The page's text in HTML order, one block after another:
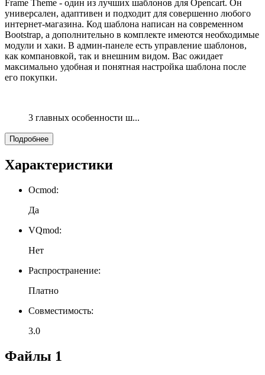
Frame Theme - один из лучших шаблонов для Opencart. Он
универсален, адаптивен и подходит для совершенно любого
интернет-магазина. Код шаблона написан на современном
Bootstrap, а дополнительно в комплекте имеются необходимые
модули и хаки. В админ-панеле есть управление шаблонов,
как компановкой, так и внешним видом. Вас ожидает
максимально удобная и понятная настройка шаблона после
его покупки.
3 главных особенности ш...
Подробнее
Характеристики
Ocmod:
Да
VQmod:
Нет
Распространение:
Платно
Совместимость:
3.0
Файлы 1